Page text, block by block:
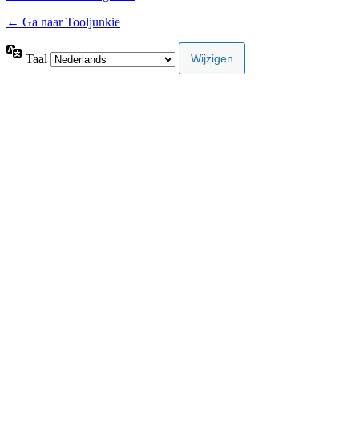
← Ga naar Tooljunkie
Taal